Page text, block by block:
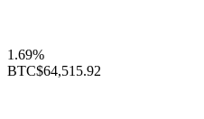
1.69%
BTC$64,515.92